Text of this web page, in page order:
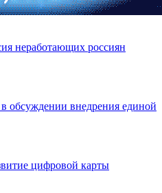
неработающих россиян
обсуждении внедрения единой
цифровой карты